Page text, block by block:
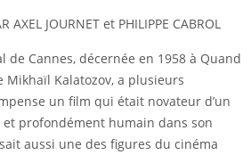
AXEL JOURNET et PHILIPPE CABROL
de Cannes, décernée en 1958 à Quand
Mikhaïl Kalatozov, a plusieurs
un film qui était novateur d’un
profondément humain dans son
aussi une des figures du cinéma